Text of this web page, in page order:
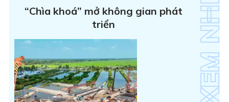
“Chìa khoá” mở không gian phát
triển